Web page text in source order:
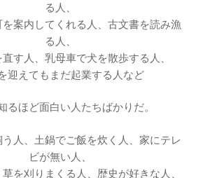
る人、
案内してくれる人、古文書を読み漁
る人、
す人、乳母車で犬を散歩する人、
迎えてもまだ起業する人など
るほど面白い人たちばかりだ。
人、土鍋でご飯を炊く人、家にテレ
ビが無い人、
を刈りまくる人、歴史が好きな人、